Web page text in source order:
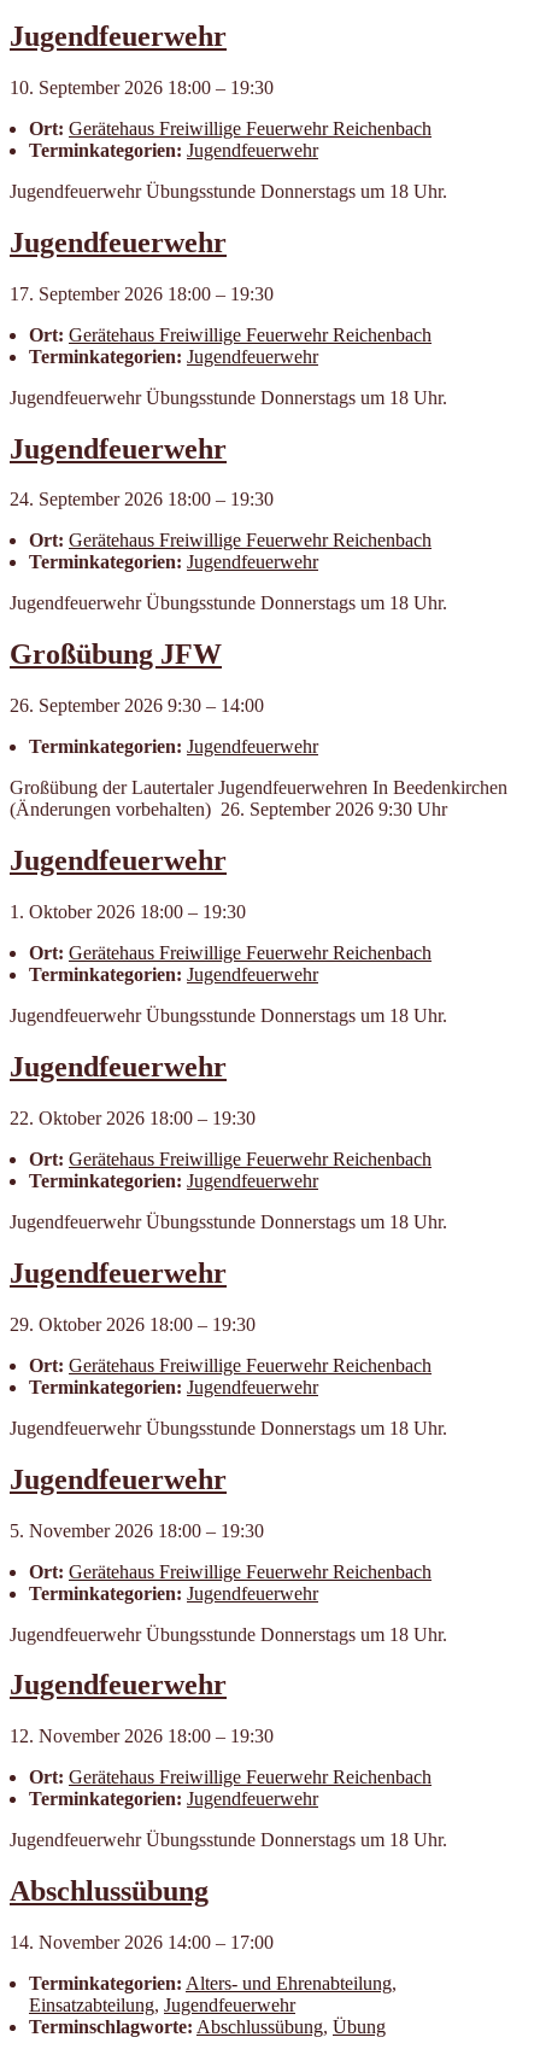
Jugendfeuerwehr
10. September 2026 18:00 – 19:30
Ort: Geräte­haus Frei­willige Feuer­wehr Reichen­bach
Terminkategorien: Jugendfeuerwehr
Jugendfeuerwehr Übungsstunde Donnerstags um 18 Uhr.
Jugendfeuerwehr
17. September 2026 18:00 – 19:30
Ort: Geräte­haus Frei­willige Feuer­wehr Reichen­bach
Terminkategorien: Jugendfeuerwehr
Jugendfeuerwehr Übungsstunde Donnerstags um 18 Uhr.
Jugendfeuerwehr
24. September 2026 18:00 – 19:30
Ort: Geräte­haus Frei­willige Feuer­wehr Reichen­bach
Terminkategorien: Jugendfeuerwehr
Jugendfeuerwehr Übungsstunde Donnerstags um 18 Uhr.
Großübung JFW
26. September 2026 9:30 – 14:00
Terminkategorien: Jugendfeuerwehr
Großübung der Lautertaler Jugendfeuerwehren In Beedenkirchen
(Änderungen vorbehalten) 26. September 2026 9:30 Uhr
Jugendfeuerwehr
1. Oktober 2026 18:00 – 19:30
Ort: Geräte­haus Frei­willige Feuer­wehr Reichen­bach
Terminkategorien: Jugendfeuerwehr
Jugendfeuerwehr Übungsstunde Donnerstags um 18 Uhr.
Jugendfeuerwehr
22. Oktober 2026 18:00 – 19:30
Ort: Geräte­haus Frei­willige Feuer­wehr Reichen­bach
Terminkategorien: Jugendfeuerwehr
Jugendfeuerwehr Übungsstunde Donnerstags um 18 Uhr.
Jugendfeuerwehr
29. Oktober 2026 18:00 – 19:30
Ort: Geräte­haus Frei­willige Feuer­wehr Reichen­bach
Terminkategorien: Jugendfeuerwehr
Jugendfeuerwehr Übungsstunde Donnerstags um 18 Uhr.
Jugendfeuerwehr
5. November 2026 18:00 – 19:30
Ort: Geräte­haus Frei­willige Feuer­wehr Reichen­bach
Terminkategorien: Jugendfeuerwehr
Jugendfeuerwehr Übungsstunde Donnerstags um 18 Uhr.
Jugendfeuerwehr
12. November 2026 18:00 – 19:30
Ort: Geräte­haus Frei­willige Feuer­wehr Reichen­bach
Terminkategorien: Jugendfeuerwehr
Jugendfeuerwehr Übungsstunde Donnerstags um 18 Uhr.
Abschlussübung
14. November 2026 14:00 – 17:00
Terminkategorien: Alters- und Ehrenabteilung,
Einsatzabteilung, Jugendfeuerwehr
Terminschlagworte: Abschlussübung, Übung